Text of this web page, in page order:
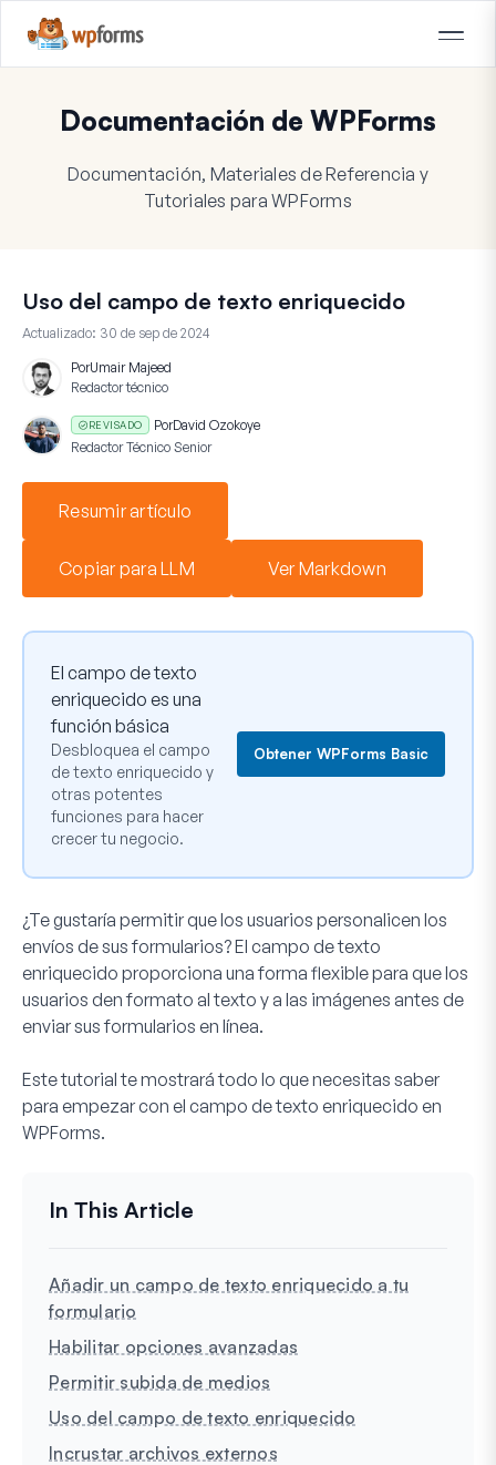
Documentación de WPForms
Documentación, Materiales de Referencia y
Tutoriales para WPForms
Uso del campo de texto enriquecido
Actualizado: 30 de sep de 2024
PorUmair Majeed
Redactor técnico
REVISADO PorDavid Ozokoye
Redactor Técnico Senior
Resumir artículo
Copiar para LLM Ver Markdown
El campo de texto
enriquecido es una
función básica
Desbloquea el campo
de texto enriquecido y
otras potentes
funciones para hacer
crecer tu negocio.
Obtener WPForms Basic
¿Te gustaría permitir que los usuarios personalicen los
envíos de sus formularios? El campo de texto
enriquecido proporciona una forma flexible para que los
usuarios den formato al texto y a las imágenes antes de
enviar sus formularios en línea.
Este tutorial te mostrará todo lo que necesitas saber
para empezar con el campo de texto enriquecido en
WPForms.
Añadir un campo de texto enriquecido a tu
formulario
Habilitar opciones avanzadas
Permitir subida de medios
Uso del campo de texto enriquecido
Incrustar archivos externos